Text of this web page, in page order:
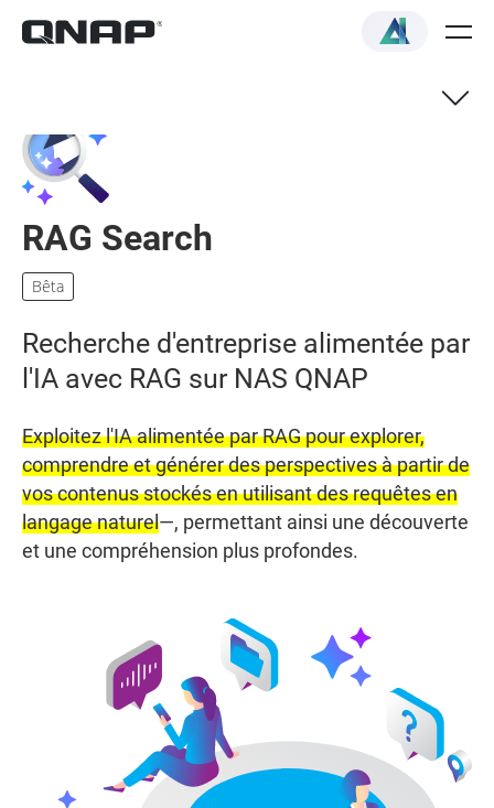
RAG Search
Bêta
Recherche d'entreprise alimentée par
l'IA avec RAG sur NAS QNAP
Exploitez l'IA alimentée par RAG pour explorer,
comprendre et générer des perspectives à partir de
vos contenus stockés en utilisant des requêtes en
langage naturel—, permettant ainsi une découverte
et une compréhension plus profondes.